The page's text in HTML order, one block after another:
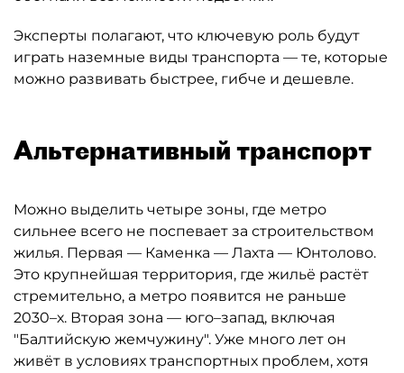
Эксперты полагают, что ключевую роль будут
играть наземные виды транспорта — те, которые
можно развивать быстрее, гибче и дешевле.
Альтернативный транспорт
Можно выделить четыре зоны, где метро
сильнее всего не поспевает за строительством
жилья. Первая — Каменка — Лахта — Юнтолово.
Это крупнейшая территория, где жильё растёт
стремительно, а метро появится не раньше
2030–х. Вторая зона — юго–запад, включая
"Балтийскую жемчужину". Уже много лет он
живёт в условиях транспортных проблем, хотя